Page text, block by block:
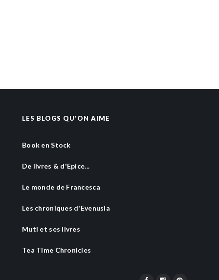
LES BLOGS QU'ON AIME
Book en Stock
De livres & d'Epice...
Le monde de Francesca
Les chroniques d'Evenusia
Muti et ses livres
Tea Time Chronicles